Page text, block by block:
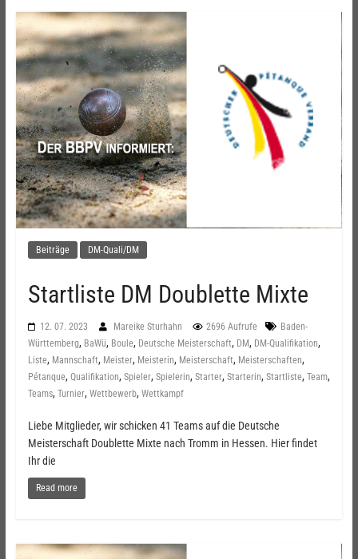
Beiträge DM-Quali/DM
Startliste DM Doublette Mixte
12. 07. 2023 Mareike Sturhahn 2696 Aufrufe
Baden-
Württemberg, BaWü, Boule, Deutsche Meisterschaft, DM, DM-Qualifikation,
Liste, Mannschaft, Meister, Meisterin, Meisterschaft, Meisterschaften,
Pétanque, Qualifikation, Spieler, Spielerin, Starter, Starterin, Startliste, Team,
Teams, Turnier, Wettbewerb, Wettkampf
Liebe Mitglieder, wir schicken 41 Teams auf die Deutsche
Meisterschaft Doublette Mixte nach Tromm in Hessen. Hier findet
Ihr die
Read more